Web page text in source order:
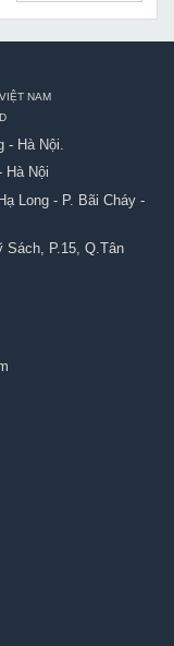
NAM
Hà Nội.
Hà Nội
Long - P. Bãi Cháy -
Sách, P.15, Q.Tân